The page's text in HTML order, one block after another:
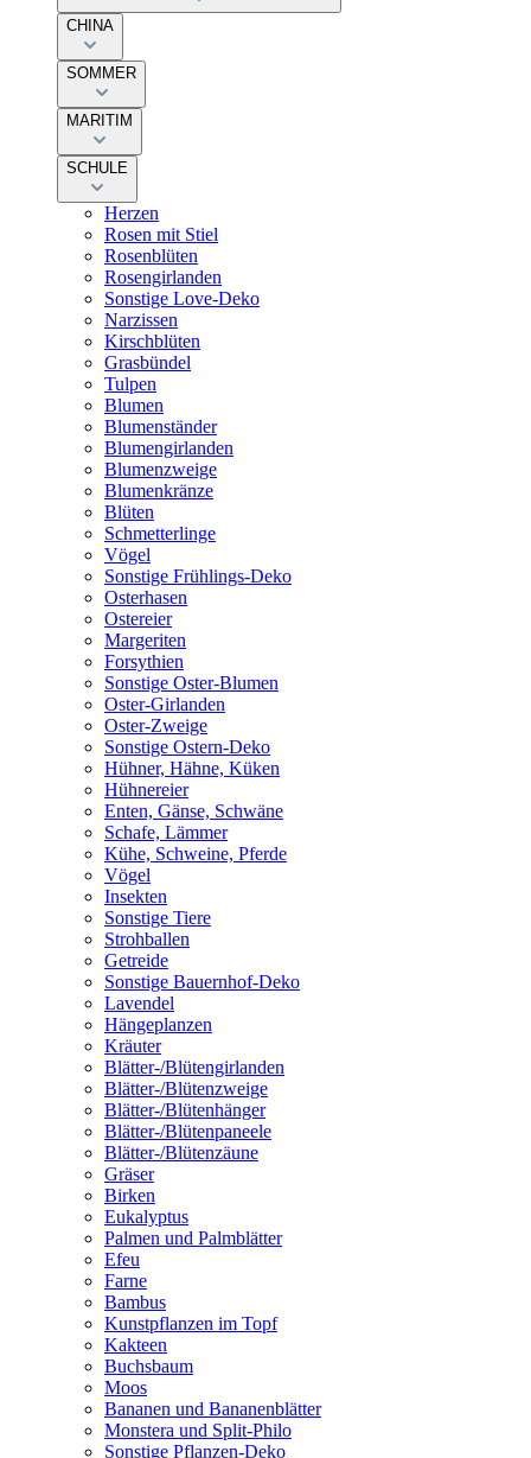
CHINA
SOMMER
MARITIM
SCHULE
Herzen
Rosen mit Stiel
Rosenblüten
Rosengirlanden
Sonstige Love-Deko
Narzissen
Kirschblüten
Grasbündel
Tulpen
Blumen
Blumenständer
Blumengirlanden
Blumenzweige
Blumenkränze
Blüten
Schmetterlinge
Vögel
Sonstige Frühlings-Deko
Osterhasen
Ostereier
Margeriten
Forsythien
Sonstige Oster-Blumen
Oster-Girlanden
Oster-Zweige
Sonstige Ostern-Deko
Hühner, Hähne, Küken
Hühnereier
Enten, Gänse, Schwäne
Schafe, Lämmer
Kühe, Schweine, Pferde
Vögel
Insekten
Sonstige Tiere
Strohballen
Getreide
Sonstige Bauernhof-Deko
Lavendel
Hängeplanzen
Kräuter
Blätter-/Blütengirlanden
Blätter-/Blütenzweige
Blätter-/Blütenhänger
Blätter-/Blütenpaneele
Blätter-/Blütenzäune
Gräser
Birken
Eukalyptus
Palmen und Palmblätter
Efeu
Farne
Bambus
Kunstpflanzen im Topf
Kakteen
Buchsbaum
Moos
Bananen und Bananenblätter
Monstera und Split-Philo
Sonstige Pflanzen-Deko